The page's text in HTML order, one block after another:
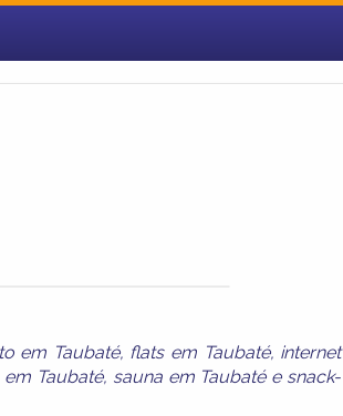
em Taubaté, flats em Taubaté, internet
em Taubaté, sauna em Taubatée snack-